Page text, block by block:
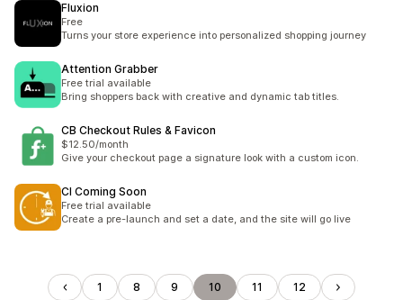
Fluxion
Free
Turns your store experience into personalized shopping journey
Attention Grabber
Free trial available
Bring shoppers back with creative and dynamic tab titles.
CB Checkout Rules & Favicon
$12.50/month
Give your checkout page a signature look with a custom icon.
CI Coming Soon
Free trial available
Create a pre-launch and set a date, and the site will go live
1 8 9 10 11 12